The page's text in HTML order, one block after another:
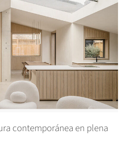
contemporánea en plena